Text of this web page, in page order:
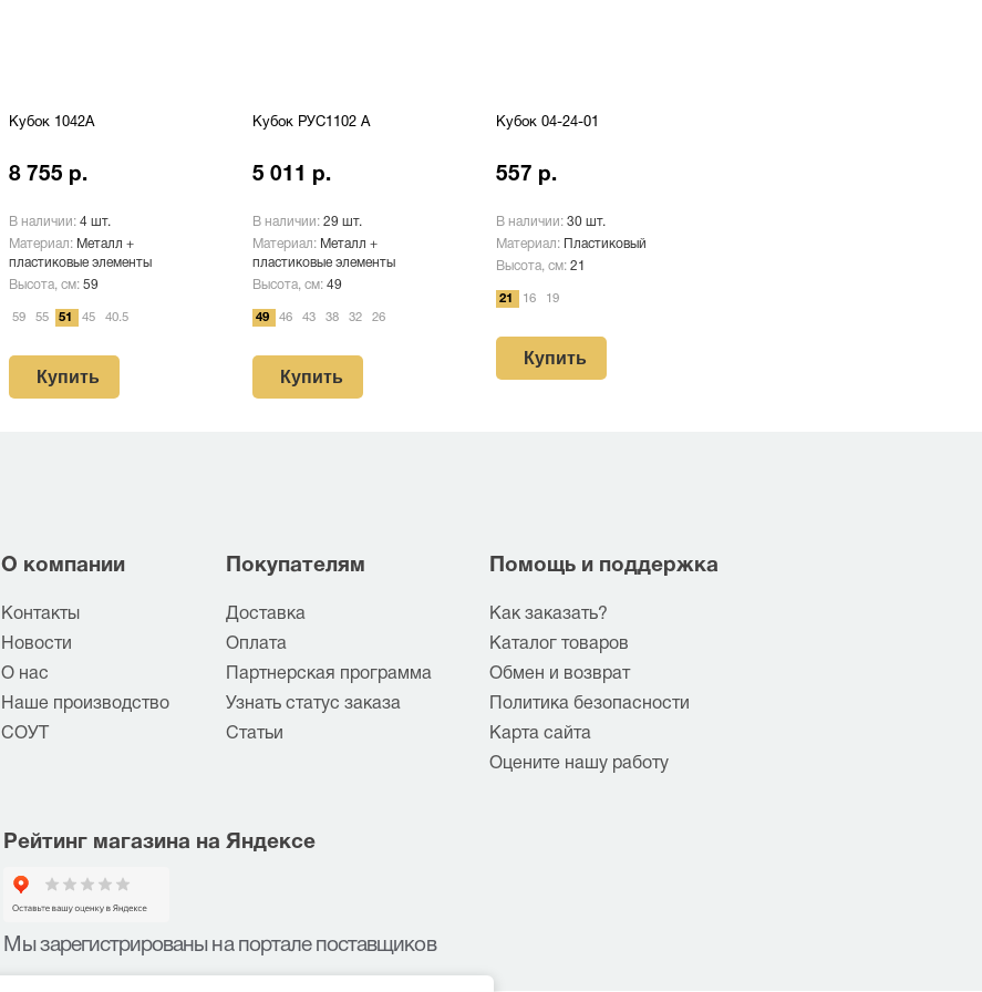
Кубок 1042A
8 755 р.
В наличии: 4 шт.
Материал: Металл +
пластиковые элементы
Высота, см: 59
59 55 51 45 40.5
Купить
Кубок РУС1102 A
5 011 р.
В наличии: 29 шт.
Материал: Металл +
пластиковые элементы
Высота, см: 49
49 46 43 38 32 26
Купить
Кубок 04-24-01
557 р.
В наличии: 30 шт.
Материал:
Пластиковый
Высота, см: 21
21 16 19
Купить
О компании
Контакты
Новости
О нас
Наше производство
СОУТ
Покупателям
Доставка
Оплата
Партнерская программа
Узнать статус заказа
Статьи
Помощь и поддержка
Как заказать?
Каталог товаров
Обмен и возврат
Политика безопасности
Карта сайта
Оцените нашу работу
Рейтинг магазина на Яндексе
Мы зарегистрированы на портале поставщиков